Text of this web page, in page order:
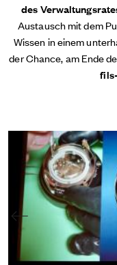
des
Austausch mit dem
Wissen in einem
der Chance, am Ende